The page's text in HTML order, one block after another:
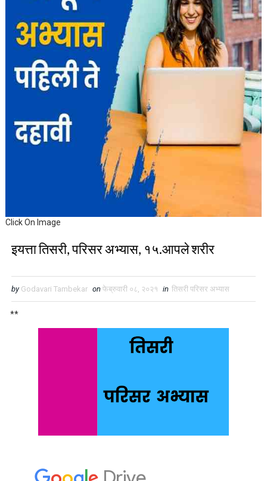
Click On Image
इयत्ता तिसरी, परिसर अभ्यास, १५.आपले शरीर
by Godavari Tambekar on फेब्रुवारी ०८, २०२१ in तिसरी परिसर अभ्यास
**